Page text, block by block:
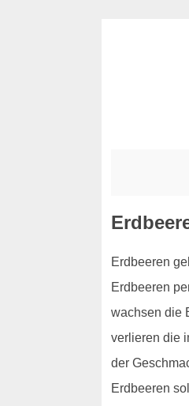
Erdbeeren
Erdbeeren
wachsen die
verlieren die
der
Erdbeeren